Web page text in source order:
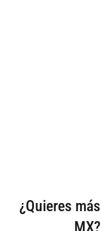
¿Quieres más
MX?